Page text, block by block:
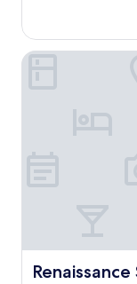
Renaissance
Renaissance